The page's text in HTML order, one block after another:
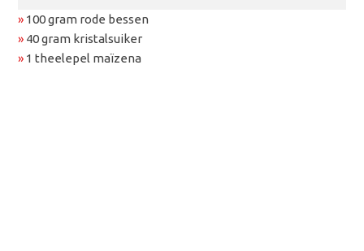
» 100 gram rode bessen
» 40 gram kristalsuiker
» 1 theelepel maïzena